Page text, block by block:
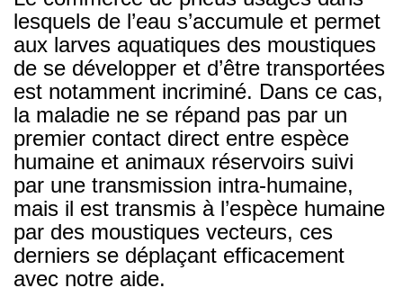
lesquels de l’eau s’accumule et permet
aux larves aquatiques des moustiques
de se développer et d’être transportées
est notamment incriminé. Dans ce cas,
la maladie ne se répand pas par un
premier contact direct entre espèce
humaine et animaux réservoirs suivi
par une transmission intra-humaine,
mais il est transmis à l’espèce humaine
par des moustiques vecteurs, ces
derniers se déplaçant efficacement
avec notre aide.